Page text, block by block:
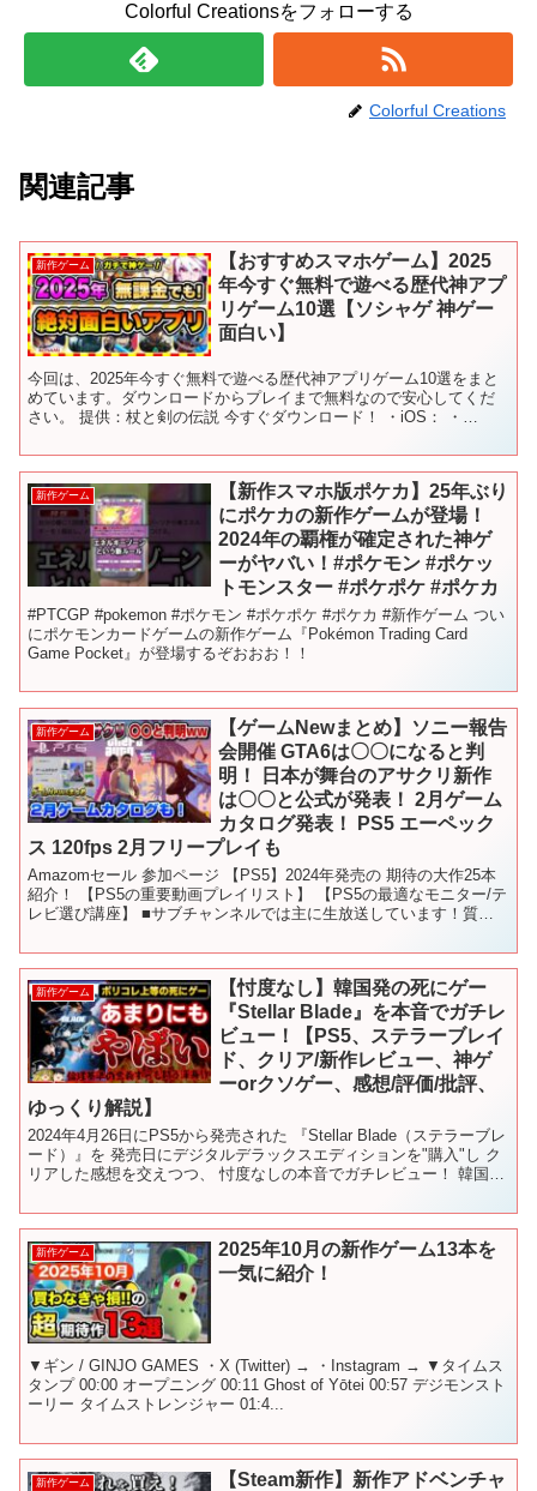
Colorful Creationsをフォローする
Colorful Creations
関連記事
新作ゲーム
【おすすめスマホゲーム】2025
年今すぐ無料で遊べる歴代神アプ
リゲーム10選【ソシャゲ 神ゲー
面白い】
今回は、2025年今すぐ無料で遊べる歴代神アプリゲーム10選をまと
めています。ダウンロードからプレイまで無料なので安心してくだ
さい。 提供：杖と剣の伝説 今すぐダウンロード！ ・iOS： ・
新作ゲーム
【新作スマホ版ポケカ】25年ぶり
にポケカの新作ゲームが登場！
2024年の覇権が確定された神ゲ
ーがヤバい！#ポケモン #ポケッ
トモンスター #ポケポケ #ポケカ
#PTCGP #pokemon #ポケモン #ポケポケ #ポケカ #新作ゲーム つい
にポケモンカードゲームの新作ゲーム『Pokémon Trading Card
Game Pocket』が登場するぞおおお！！
新作ゲーム
【ゲームNewまとめ】ソニー報告
会開催 GTA6は〇〇になると判
明！ 日本が舞台のアサクリ新作
は〇〇と公式が発表！ 2月ゲーム
カタログ発表！ PS5 エーペック
ス 120fps 2月フリープレイも
Amazomセール 参加ページ 【PS5】2024年発売の 期待の大作25本
紹介！ 【PS5の重要動画プレイリスト】 【PS5の最適なモニター/テ
レビ選び講座】 ■サブチャンネルでは主に生放送しています！質問
新作ゲーム
【忖度なし】韓国発の死にゲー
『Stellar Blade』を本音でガチレ
ビュー！【PS5、ステラーブレイ
ド、クリア/新作レビュー、神ゲ
ーorクソゲー、感想/評価/批評、
ゆっくり解説】
2024年4月26日にPS5から発売された 『Stellar Blade（ステラーブレ
ード）』を 発売日にデジタルデラックスエディションを"購入"し ク
リアした感想を交えつつ、 忖度なしの本音でガチレビュー！ 韓国発
新作ゲーム
2025年10月の新作ゲーム13本を
一気に紹介！
▼ギン / GINJO GAMES ・X (Twitter) → ・Instagram → ▼タイムス
タンプ 00:00 オープニング 00:11 Ghost of Yōtei 00:57 デジモンスト
ーリー タイムストレンジャー 01:4...
新作ゲーム
【Steam新作】新作アドベンチャ